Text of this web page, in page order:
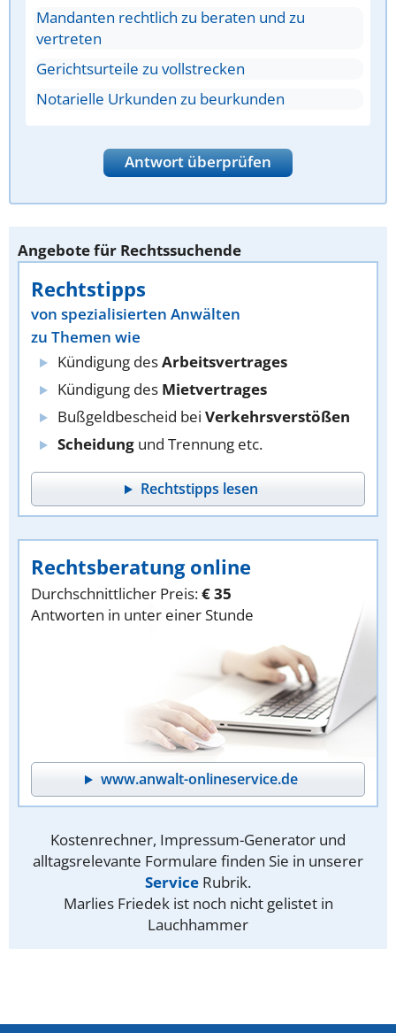
Mandanten rechtlich zu beraten und zu
vertreten
Gerichtsurteile zu vollstrecken
Notarielle Urkunden zu beurkunden
Antwort überprüfen
Angebote für Rechtssuchende
Rechtstipps
von spezialisierten Anwälten
zu Themen wie
Kündigung desArbeitsvertrages
Kündigung des Mietvertrages
Bußgeldbescheid bei Verkehrsverstößen
Scheidung und Trennung etc.
Rechtstipps lesen
Rechtsberatung online
Durchschnittlicher Preis:€ 35
Antworten in unter einer Stunde
www.anwalt-onlineservice.de
Kostenrechner, Impressum-Generator und
alltagsrelevante Formulare finden Sie in unserer
Service Rubrik.
Marlies Friedek ist noch nicht gelistet in
Lauchhammer